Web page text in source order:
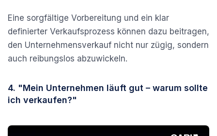
Eine sorgfältige Vorbereitung und ein klar
definierter Verkaufsprozess können dazu beitragen,
den Unternehmensverkauf nicht nur zügig, sondern
auch reibungslos abzuwickeln.
4. "Mein Unternehmen läuft gut – warum sollte
ich verkaufen?"